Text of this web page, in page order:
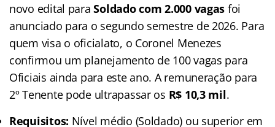
novo edital paraSoldado com 2.000 vagas foi
anunciado para o segundo semestre de 2026. Para
quem visa o oficialato, o Coronel Menezes
confirmou um planejamento de 100 vagas para
Oficiais ainda para este ano. A remuneração para
2º Tenente pode ultrapassar os R$ 10,3 mil.
Requisitos: Nível médio (Soldado) ou superior em